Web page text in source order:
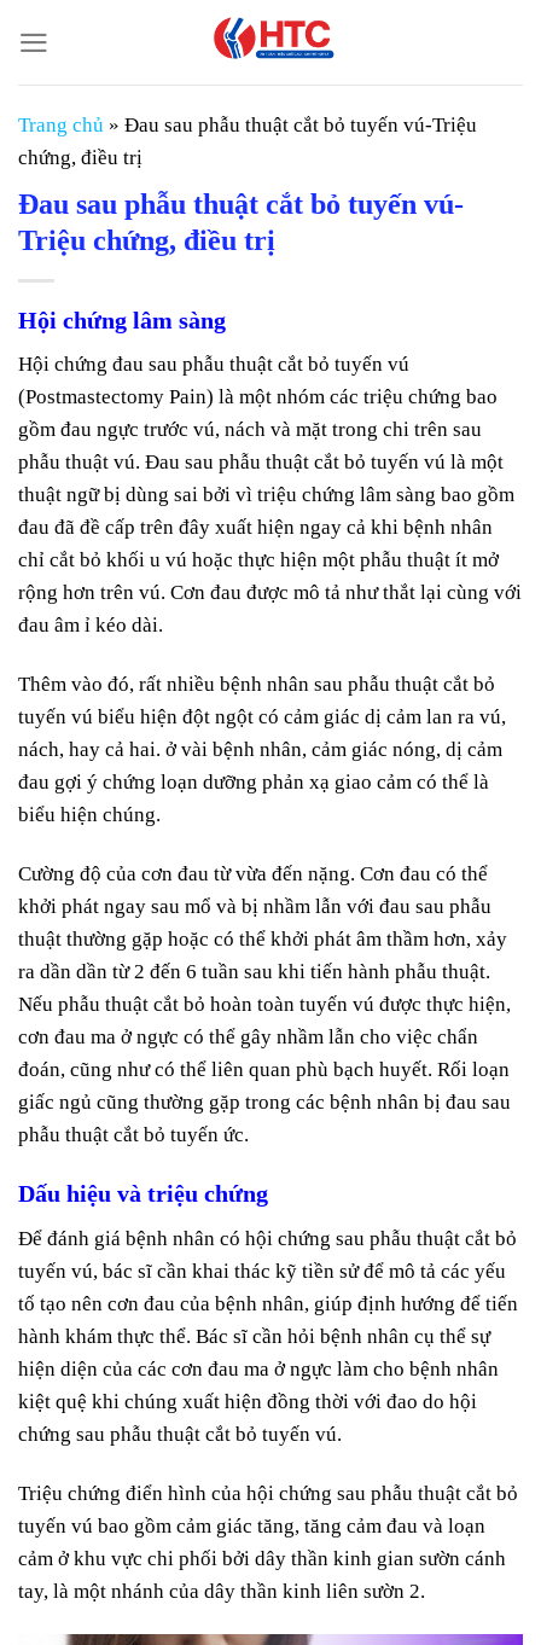
đến
nội
dung
Trang chủ » Đau sau phẫu thuật cắt bỏ tuyến vú-Triệu
chứng, điều trị
Đau sau phẫu thuật cắt bỏ tuyến vú-
Triệu chứng, điều trị
Hội chứng lâm sàng
Hội chứng đau sau phẫu thuật cắt bỏ tuyến vú
(Postmastectomy Pain) là một nhóm các triệu chứng bao
gồm đau ngực trước vú, nách và mặt trong chi trên sau
phẫu thuật vú. Đau sau phẫu thuật cắt bỏ tuyến vú là một
thuật ngữ bị dùng sai bởi vì triệu chứng lâm sàng bao gồm
đau đã đề cấp trên đây xuất hiện ngay cả khi bệnh nhân
chỉ cắt bỏ khối u vú hoặc thực hiện một phẫu thuật ít mở
rộng hơn trên vú. Cơn đau được mô tả như thắt lại cùng với
đau âm ỉ kéo dài.
Thêm vào đó, rất nhiều bệnh nhân sau phẫu thuật cắt bỏ
tuyến vú biểu hiện đột ngột có cảm giác dị cảm lan ra vú,
nách, hay cả hai. ở vài bệnh nhân, cảm giác nóng, dị cảm
đau gợi ý chứng loạn dưỡng phản xạ giao cảm có thể là
biểu hiện chúng.
Cường độ của cơn đau từ vừa đến nặng. Cơn đau có thể
khởi phát ngay sau mổ và bị nhầm lẫn với đau sau phẫu
thuật thường gặp hoặc có thể khởi phát âm thầm hơn, xảy
ra dần dần từ 2 đến 6 tuần sau khi tiến hành phẫu thuật.
Nếu phẫu thuật cắt bỏ hoàn toàn tuyến vú được thực hiện,
cơn đau ma ở ngực có thể gây nhầm lẫn cho việc chẩn
đoán, cũng như có thể liên quan phù bạch huyết. Rối loạn
giấc ngủ cũng thường gặp trong các bệnh nhân bị đau sau
phẫu thuật cắt bỏ tuyến ức.
Dấu hiệu và triệu chứng
Để đánh giá bệnh nhân có hội chứng sau phẫu thuật cắt bỏ
tuyến vú, bác sĩ cần khai thác kỹ tiền sử để mô tả các yếu
tố tạo nên cơn đau của bệnh nhân, giúp định hướng để tiến
hành khám thực thể. Bác sĩ cần hỏi bệnh nhân cụ thể sự
hiện diện của các cơn đau ma ở ngực làm cho bệnh nhân
kiệt quệ khi chúng xuất hiện đồng thời với đao do hội
chứng sau phẫu thuật cắt bỏ tuyến vú.
Triệu chứng điển hình của hội chứng sau phẫu thuật cắt bỏ
tuyến vú bao gồm cảm giác tăng, tăng cảm đau và loạn
cảm ở khu vực chi phối bởi dây thần kinh gian sườn cánh
tay, là một nhánh của dây thần kinh liên sườn 2.